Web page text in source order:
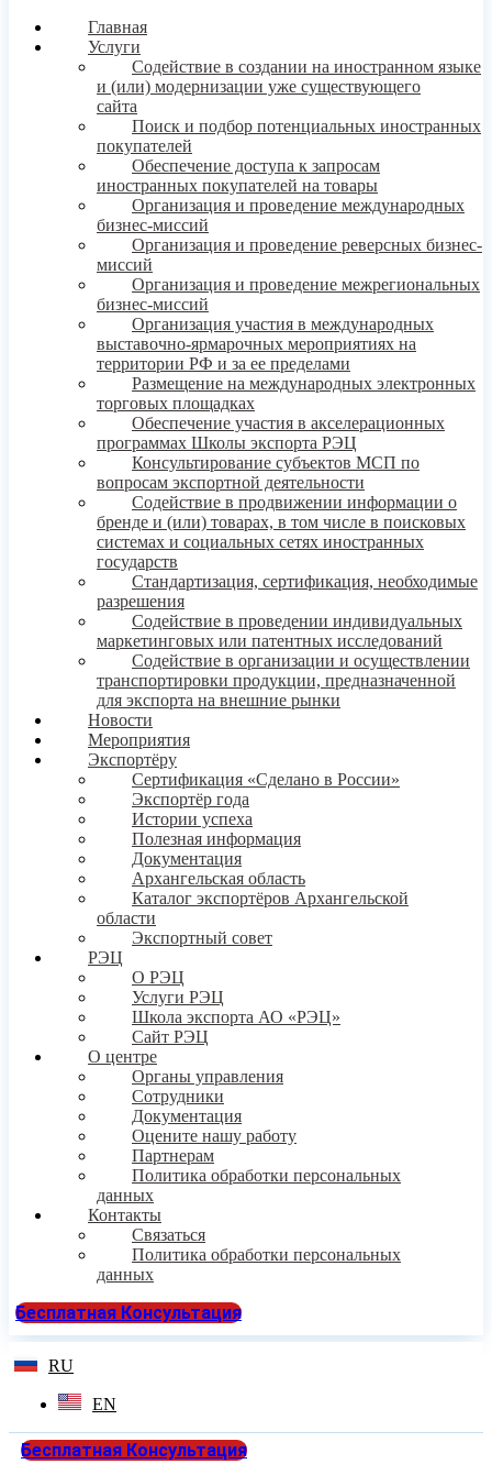
Главная
Услуги
Содействие в создании на иностранном языке
и (или) модернизации уже существующего
сайта
Поиск и подбор потенциальных иностранных
покупателей
Обеспечение доступа к запросам
иностранных покупателей на товары
Организация и проведение международных
бизнес-миссий
Организация и проведение реверсных бизнес-
миссий
Организация и проведение межрегиональных
бизнес-миссий
Организация участия в международных
выставочно-ярмарочных мероприятиях на
территории РФ и за ее пределами
Размещение на международных электронных
торговых площадках
Обеспечение участия в акселерационных
программах Школы экспорта РЭЦ
Консультирование субъектов МСП по
вопросам экспортной деятельности
Содействие в продвижении информации о
бренде и (или) товарах, в том числе в поисковых
системах и социальных сетях иностранных
государств
Стандартизация, сертификация, необходимые
разрешения
Содействие в проведении индивидуальных
маркетинговых или патентных исследований
Содействие в организации и осуществлении
транспортировки продукции, предназначенной
для экспорта на внешние рынки
Новости
Мероприятия
Экспортёру
Сертификация «Сделано в России»
Экспортёр года
Истории успеха
Полезная информация
Документация
Архангельская область
Каталог экспортёров Архангельской
области
Экспортный совет
РЭЦ
О РЭЦ
Услуги РЭЦ
Школа экспорта АО «РЭЦ»
Сайт РЭЦ
О центре
Органы управления
Сотрудники
Документация
Оцените нашу работу
Партнерам
Политика обработки персональных
данных
Контакты
Связаться
Политика обработки персональных
данных
Бесплатная Консультация
RU
EN
Бесплатная Консультация